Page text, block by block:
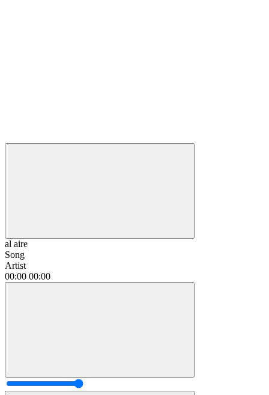
al aire
Song
Artist
00:00 00:00